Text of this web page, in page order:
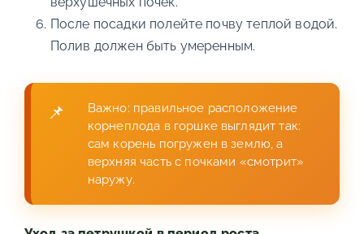
После посадки полейте почву теплой водой.
Полив должен быть умеренным.
Важно: правильное расположение
корнеплода в горшке выглядит так:
сам корень погружен в землю, а
верхняя часть с почками «смотрит»
наружу.